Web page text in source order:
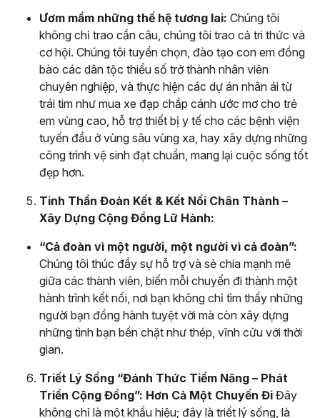
Ươm mầm những thế hệ tương lai: Chúng tôi
không chỉ trao cần câu, chúng tôi trao cả tri thức và
cơ hội. Chúng tôi tuyển chọn, đào tạo con em đồng
bào các dân tộc thiểu số trở thành nhân viên
chuyên nghiệp, và thực hiện các dự án nhân ái từ
trái tim như mua xe đạp chắp cánh ước mơ cho trẻ
em vùng cao, hỗ trợ thiết bị y tế cho các bệnh viện
tuyến đầu ở vùng sâu vùng xa, hay xây dựng những
công trình vệ sinh đạt chuẩn, mang lại cuộc sống tốt
đẹp hơn.
Tinh Thần Đoàn Kết & Kết Nối Chân Thành –
Xây Dựng Cộng Đồng Lữ Hành:
“Cả đoàn vì một người, một người vì cả đoàn”:
Chúng tôi thúc đẩy sự hỗ trợ và sẻ chia mạnh mẽ
giữa các thành viên, biến mỗi chuyến đi thành một
hành trình kết nối, nơi bạn không chỉ tìm thấy những
người bạn đồng hành tuyệt vời mà còn xây dựng
những tình bạn bền chặt như thép, vĩnh cửu với thời
gian.
Triết Lý Sống “Đánh Thức Tiềm Năng – Phát
Triển Cộng Đồng”: Hơn Cả Một Chuyến Đi Đây
không chỉ là một khẩu hiệu; đây là triết lý sống, là